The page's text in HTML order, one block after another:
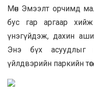
Мөн Эмээлт орчимд
бус гар аргаар
үнэгүйдэж, дахин
Энэ бүх асуудлыг
үйлдвэрийн паркийн